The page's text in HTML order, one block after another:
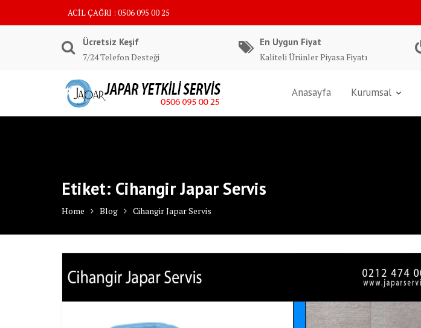
ACİL ÇAĞRI : 0506 095 00 25
Ücretsiz Keşif
7/24 Telefon Desteği
En Uygun Fiyat
Kaliteli Ürünler Piyasa Fiyatı
Anasayfa Kurumsal
Etiket: Cihangir Japar Servis
Home Blog Cihangir Japar Servis